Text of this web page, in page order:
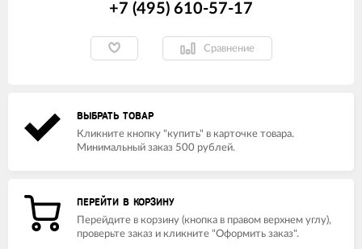
+7 (495) 610-57-17
Сравнение
ВЫБРАТЬ ТОВАР
Кликните кнопку "купить" в карточке товара.
Минимальный заказ 500 рублей.
ПЕРЕЙТИ В КОРЗИНУ
Перейдите в корзину (кнопка в правом верхнем углу),
проверьте заказ и кликните "Оформить заказ".